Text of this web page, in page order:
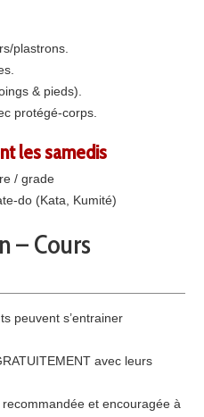
plastrons.
& pieds).
protégé-corps.
les samedis
/ grade
do (Kata, Kumité)
– Cours
peuvent s’entrainer
avec leurs
recommandée et encouragée à